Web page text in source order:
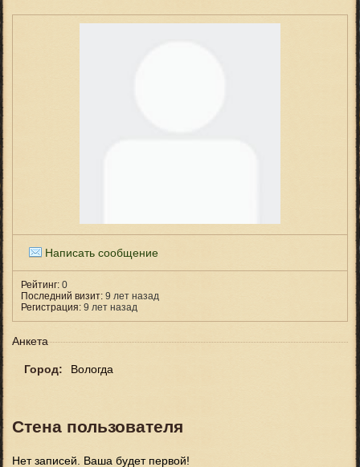
Написать сообщение
Рейтинг: 0
Последний визит: 9 лет назад
Регистрация: 9 лет назад
Анкета
Город: Вологда
Стена пользователя
Нет записей. Ваша будет первой!